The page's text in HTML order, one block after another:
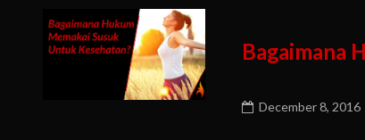
Bagaimana
December 8, 2016